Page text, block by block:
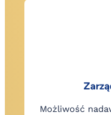
Możliwość